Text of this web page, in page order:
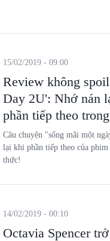
này.
Review không
Day 2U': Nhớ nán
phần tiếp theo
15/02/2019 - 09:00
Câu chuyện "sống mãi một
lại khi phần tiếp theo của
thức!
Octavia Spencer
14/02/2019 - 00:10